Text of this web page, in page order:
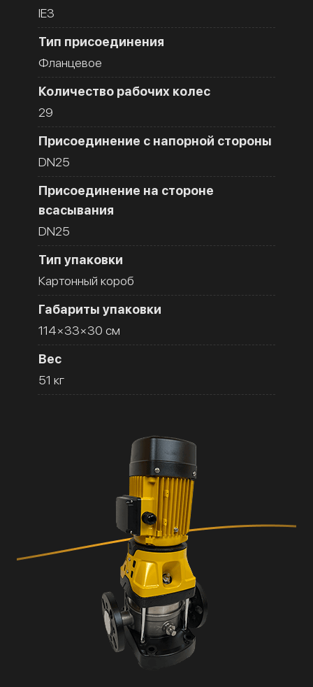
IE3
Тип присоединения
Фланцевое
Количество рабочих колес
29
Присоединение с напорной стороны
DN25
Присоединение на стороне
всасывания
DN25
Тип упаковки
Картонный короб
Габариты упаковки
114×33×30 см
Вес
51 кг